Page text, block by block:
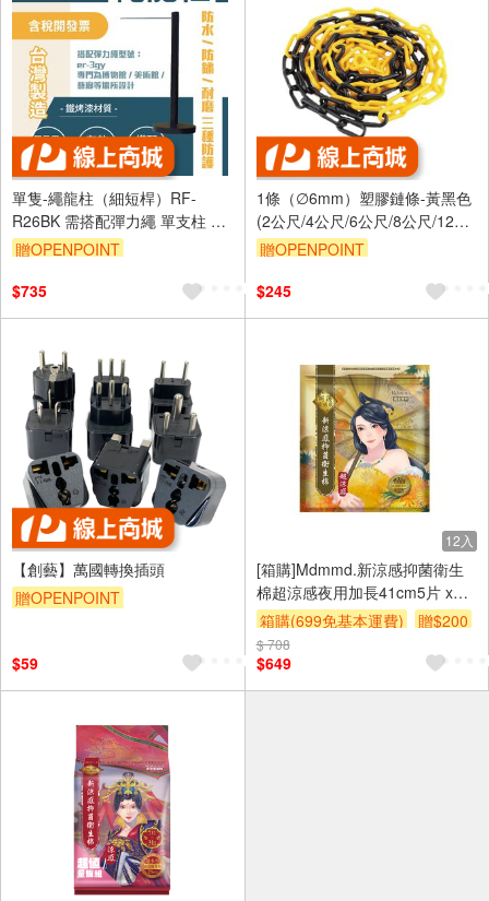
單隻-繩龍柱（細短桿）RF-
R26BK 需搭配彈力繩 單支柱 畫
展專用 藝廊欄柱 紅龍柱 圍欄 臺
贈OPENPOINT
$735
1條（∅6mm）塑膠鏈條-黃黑色
(2公尺/4公尺/6公尺/8公尺/12公
尺）塑膠鍊條 室內 美術品圍欄
贈OPENPOINT
$245
【創藝】萬國轉換插頭
贈OPENPOINT
$59
12入
[箱購]Mdmmd.新涼感抑菌衛生
棉超涼感夜用加長41cm5片 x
12PC包
箱購(699免基本運費) 贈$200
$ 708
$649